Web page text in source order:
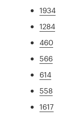
1934
1284
460
566
614
558
1617